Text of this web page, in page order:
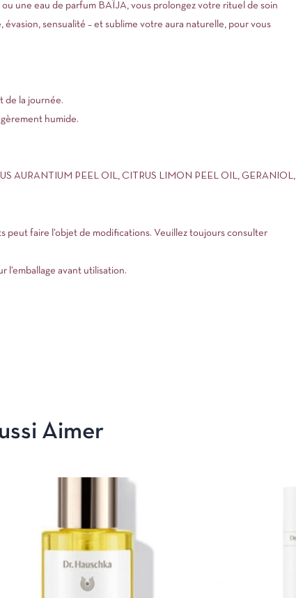
une eau de parfum BAÏJA, vous prolongez votre rituel de soin
sensualité – et sublime votre aura naturelle, pour vous
de la journée.
humide.
AURANTIUM PEEL OIL, CITRUS LIMON PEEL OIL, GERANIOL,
peut faire l’objet de modifications. Veuillez toujours consulter
l’emballage avant utilisation.
Aimer